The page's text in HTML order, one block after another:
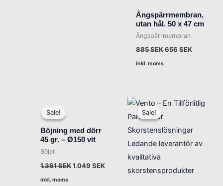
Ångspärrmembran,
utan hål. 50 x 47 cm
Ångspärrmembran
885SEK656SEK
inkl. moms
Sale!
Sale!
Böjning med dörr
45 gr. – Ø150 vit
Böjar
1.361SEK
var:
1.361 SEK.
1.049SEK
1.049 SEK.
inkl. moms
Sale!
Sale!
Det
ursprungliga
var:
1.787 SEK.
Det